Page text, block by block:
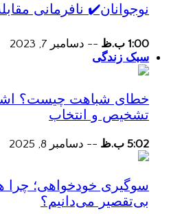
نوجوانان✔️ نافرمانی
1:00 ب.ظ -- دسامبر 7, 2023
سبک زندگی
خطای شباهت چیست؟
تشخیص و انتخاب
5:02 ب.ظ -- دسامبر 8, 2025
سوگیری خودخواهی؛ چرا
بی‌تقصیر می‌دانیم؟